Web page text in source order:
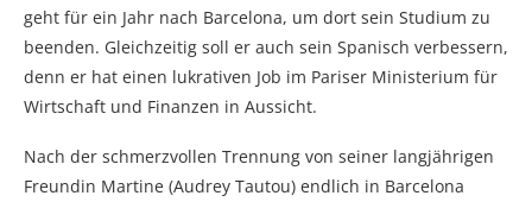
geht für ein Jahr nach Barcelona, um dort sein Studium zu
beenden. Gleichzeitig soll er auch sein Spanisch verbessern,
denn er hat einen lukrativen Job im Pariser Ministerium für
Wirtschaft und Finanzen in Aussicht.
Nach der schmerzvollen Trennung von seiner langjährigen
Freundin Martine (Audrey Tautou) endlich in Barcelona